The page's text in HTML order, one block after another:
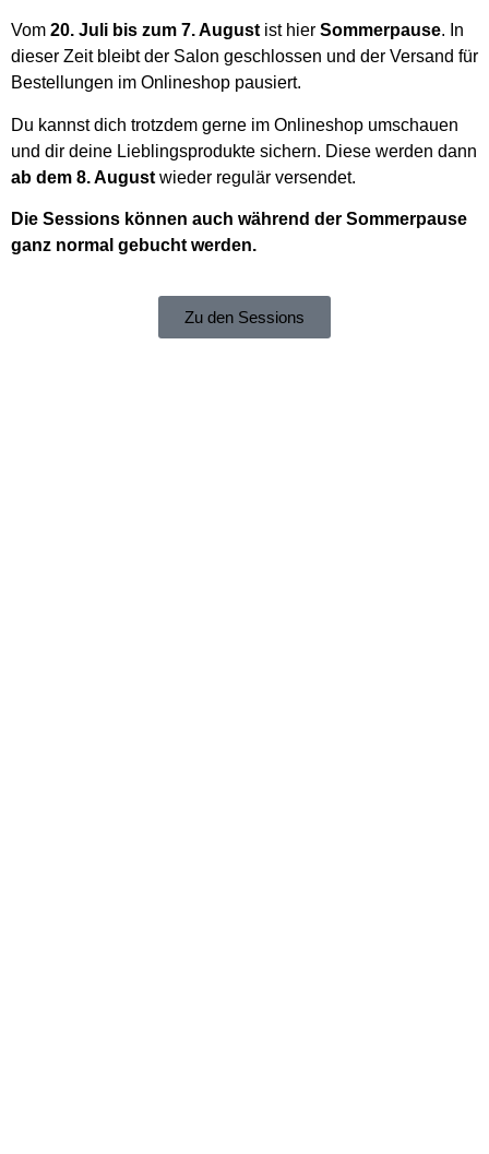
Vom 20. Juli bis zum 7. August ist hier Sommerpause. In
dieser Zeit bleibt der Salon geschlossen und der Versand für
Bestellungen im Onlineshop pausiert.
Du kannst dich trotzdem gerne im Onlineshop umschauen
und dir deine Lieblingsprodukte sichern. Diese werden dann
ab dem 8. August wieder regulär versendet.
Die Sessions können auch während der Sommerpause
ganz normal gebucht werden.
Zu den Sessions